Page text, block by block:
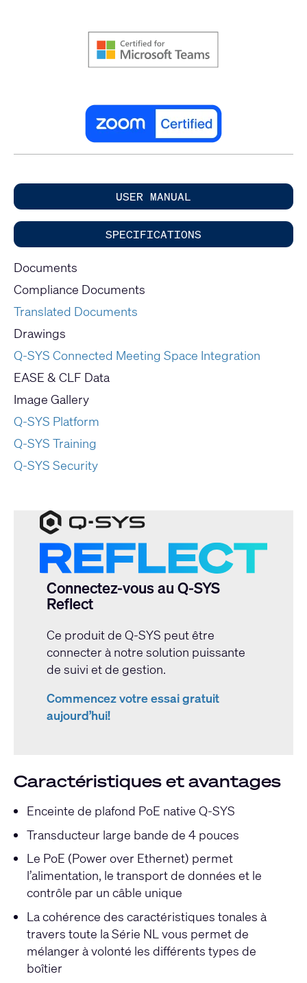
USER MANUAL
SPECIFICATIONS
Documents
Compliance Documents
Translated Documents
Drawings
Q-SYS Connected Meeting Space Integration
EASE & CLF Data
Image Gallery
Q-SYS Platform
Q-SYS Training
Q-SYS Security
Connectez-vous au Q-SYS
Reflect
Ce produit de Q-SYS peut être
connecter à notre solution puissante
de suivi et de gestion.
Commencez votre essai gratuit
aujourd’hui!
Caractéristiques et avantages
Enceinte de plafond PoE native Q-SYS
Transducteur large bande de 4 pouces
Le PoE (Power over Ethernet) permet
l’alimentation, le transport de données et le
contrôle par un câble unique
La cohérence des caractéristiques tonales à
travers toute la Série NL vous permet de
mélanger à volonté les différents types de
boîtier